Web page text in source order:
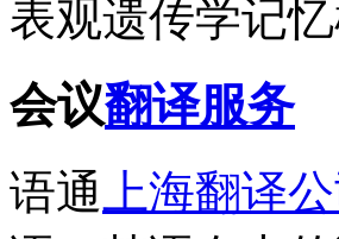
表观遗传学记
会议翻译服务
语通 上海翻译